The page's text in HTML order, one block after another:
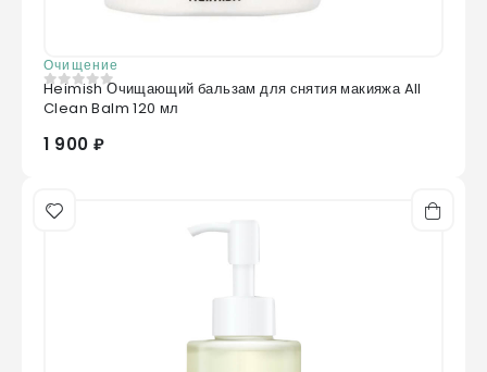
Очищение
0из 5
Heimish Очищающий бальзам для снятия макияжа All
Clean Balm 120 мл
1 900 ₽